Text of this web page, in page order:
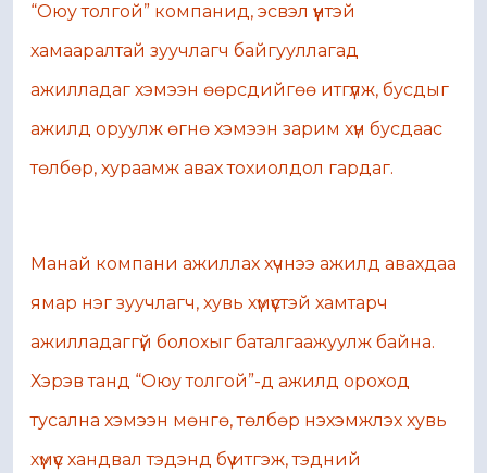
“Оюу толгой” компанид, эсвэл үүнтэй
хамааралтай зуучлагч байгууллагад
ажилладаг хэмээн өөрсдийгөө итгүүлж, бусдыг
ажилд оруулж өгнө хэмээн зарим хүн бусдаас
төлбөр, хураамж авах тохиолдол гардаг.
Манай компани ажиллах хүчнээ ажилд авахдаа
ямар нэг зуучлагч, хувь хүмүүстэй хамтарч
ажилладаггүй болохыг баталгаажуулж байна.
Хэрэв танд “Оюу толгой”-д ажилд ороход
тусална хэмээн мөнгө, төлбөр нэхэмжлэх хувь
хүмүүс хандвал тэдэнд бүү итгэж, тэдний